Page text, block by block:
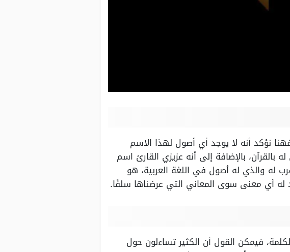
نؤكد أنه لا يوجد أي أصول لهذا الاسم
بالإضافة إلى أنه عزيزي القارئ اسم
له والذي له أصول في اللغة العربية، هو
له أي معنى سوى المعاني التي عرضناها سلفًا.
فيمكن القول أن الكثير تساءلون حول